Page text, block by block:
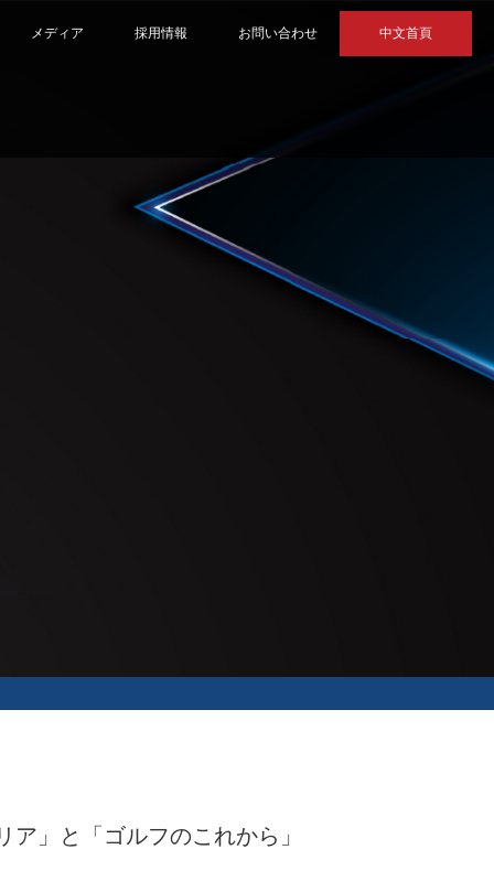
メディア 採用情報 お問い合わせ 中文首頁
」と「ゴルフのこれから」